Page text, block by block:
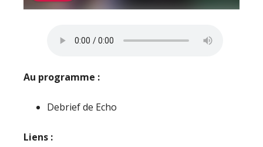
Au programme :
Debrief de Echo
Liens :